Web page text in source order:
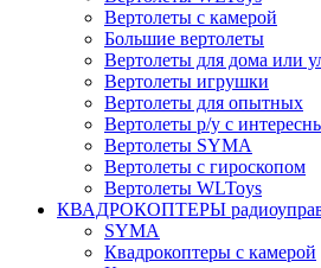
Вертолеты с камерой
Большие вертолеты
Вертолеты для дома или
Вертолеты игрушки
Вертолеты для опытных
Вертолеты р/у с
Вертолеты SYMA
Вертолеты с гироскопом
Вертолеты WLToys
КВАДРОКОПТЕРЫ
SYMA
Квадрокоптеры с камерой